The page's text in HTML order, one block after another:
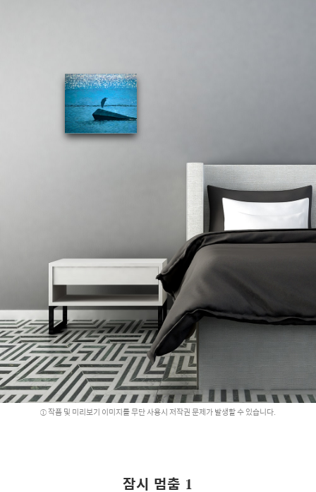
작품 및 미리보기 이미지를 무단 사용시 저작권 문제가 발생할 수 있습니다.
잠시 멈춤 1